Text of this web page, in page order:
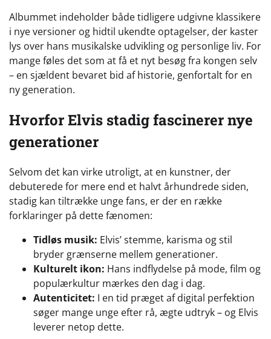
Albummet indeholder både tidligere udgivne klassikere
i nye versioner og hidtil ukendte optagelser, der kaster
lys over hans musikalske udvikling og personlige liv. For
mange føles det som at få et nyt besøg fra kongen selv
– en sjældent bevaret bid af historie, genfortalt for en
ny generation.
Hvorfor Elvis stadig fascinerer nye
generationer
Selvom det kan virke utroligt, at en kunstner, der
debuterede for mere end et halvt århundrede siden,
stadig kan tiltrække unge fans, er der en række
forklaringer på dette fænomen:
Tidløs musik: Elvis’ stemme, karisma og stil
bryder grænserne mellem generationer.
Kulturelt ikon: Hans indflydelse på mode, film og
populærkultur mærkes den dag i dag.
Autenticitet: I en tid præget af digital perfektion
søger mange unge efter rå, ægte udtryk – og Elvis
leverer netop dette.